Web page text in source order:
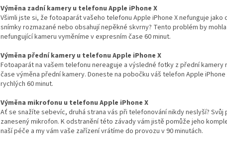
Výměna zadní kamery u telefonu Apple iPhone X
Všimli jste si, že fotoaparát vašeho telefonu Apple iPhone X nefunguje
snímky rozmazané nebo obsahují nepěkné skvrny? Tento problém by
nefungující kameru vyměníme v expresním čase 60 minut.
Výměna přední kamery u telefonu Apple iPhone X
Fotoaparát na vašem telefonu nereaguje a výsledné fotky z přední
čase výměna přední kamery. Doneste na pobočku váš telefon Apple
rychlých 60 minut.
Výměna mikrofonu u telefonu Apple iPhone X
Ať se snažíte sebevíc, druhá strana vás při telefonování nikdy neslyší?
zanesený mikrofon. K odstranění této závady vám jistě pomůže jeho
naší péče a my vám vaše zařízení vrátíme do provozu v 90 minutách.